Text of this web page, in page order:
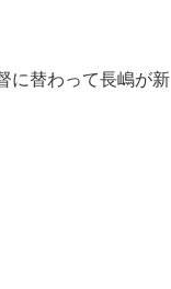
に替わって長嶋が新